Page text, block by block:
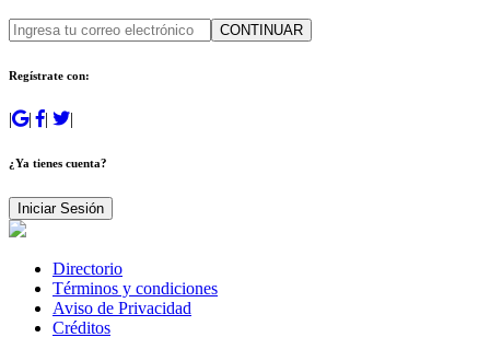
CONTINUAR
Regístrate con:
| | | |
¿Ya tienes cuenta?
Iniciar Sesión
Directorio
Términos y condiciones
Aviso de Privacidad
Créditos